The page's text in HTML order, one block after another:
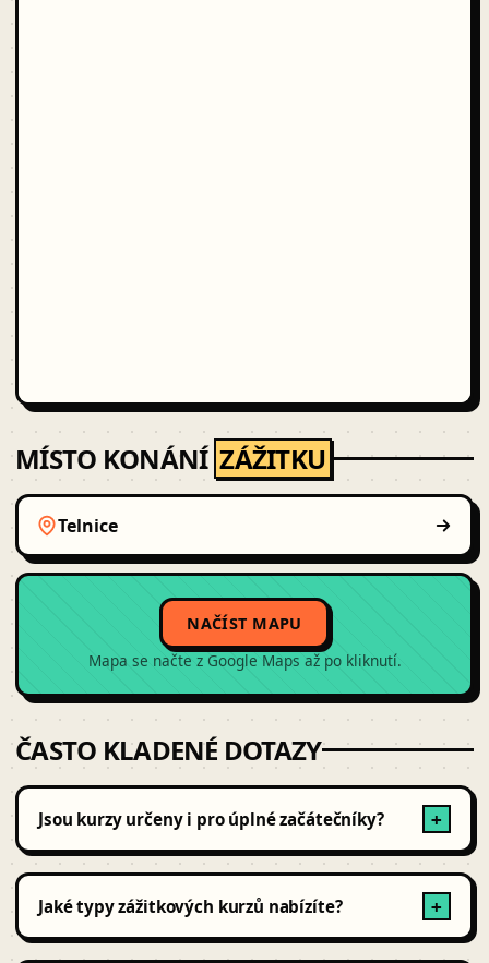
MÍSTO KONÁNÍ ZÁŽITKU
Telnice
NAČÍST MAPU
Mapa se načte z Google Maps až po kliknutí.
ČASTO KLADENÉ DOTAZY
Jsou kurzy určeny i pro úplné začátečníky? +
Ano, většina kurzů je koncipována tak, aby si je užili i
úplní nováčci – instruktoři vše trpělivě vysvětlí krok za
krokem.
Jaké typy zážitkových kurzů nabízíte? +